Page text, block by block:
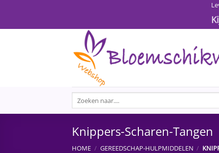
inhoud
Zoeken
naar:
Knippers-Scharen-Tangen
HOME / GEREEDSCHAP-HULPMIDDELEN /